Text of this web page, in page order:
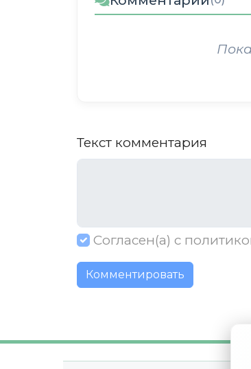
Текст комментария
Согласен(а) с
Комментировать